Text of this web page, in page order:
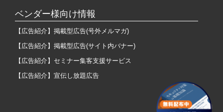
ベンダー様向け情報
【広告紹介】掲載型広告(号外メルマガ)
【広告紹介】掲載型広告(サイト内バナー)
【広告紹介】セミナー集客支援サービス
【広告紹介】宣伝し放題広告